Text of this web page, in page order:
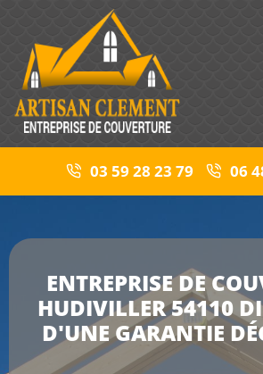
03 59 28 23 79 06
ENTREPRISE DE
HUDIVILLER 54110
D'UNE GARANTIE